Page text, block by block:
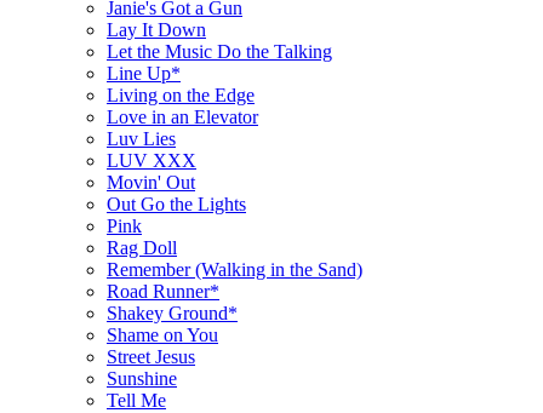
Janie's Got a Gun
Lay It Down
Let the Music Do the Talking
Line Up*
Living on the Edge
Love in an Elevator
Luv Lies
LUV XXX
Movin' Out
Out Go the Lights
Pink
Rag Doll
Remember (Walking in the Sand)
Road Runner*
Shakey Ground*
Shame on You
Street Jesus
Sunshine
Tell Me